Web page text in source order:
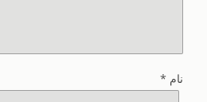
نام *